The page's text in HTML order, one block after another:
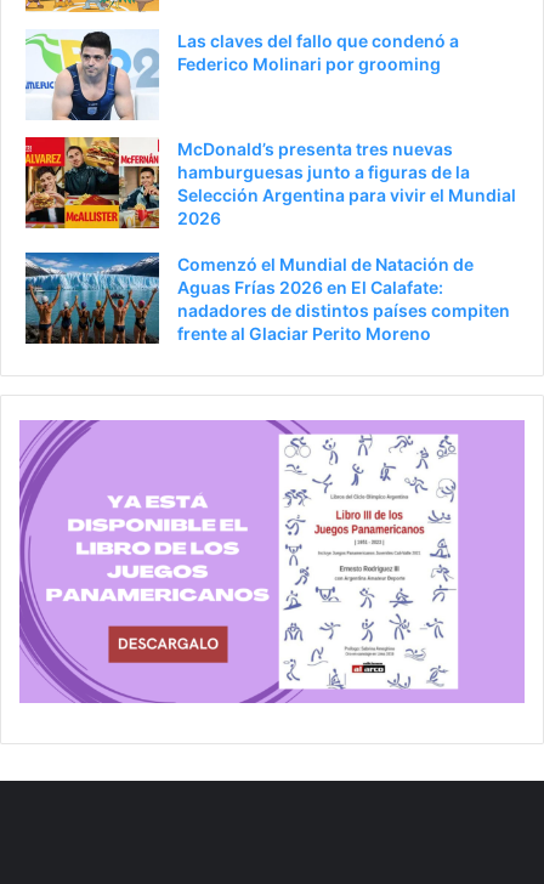
Las claves del fallo que condenó a
Federico Molinari por grooming
McDonald’s presenta tres nuevas
hamburguesas junto a figuras de la
Selección Argentina para vivir el Mundial
2026
Comenzó el Mundial de Natación de
Aguas Frías 2026 en El Calafate:
nadadores de distintos países compiten
frente al Glaciar Perito Moreno